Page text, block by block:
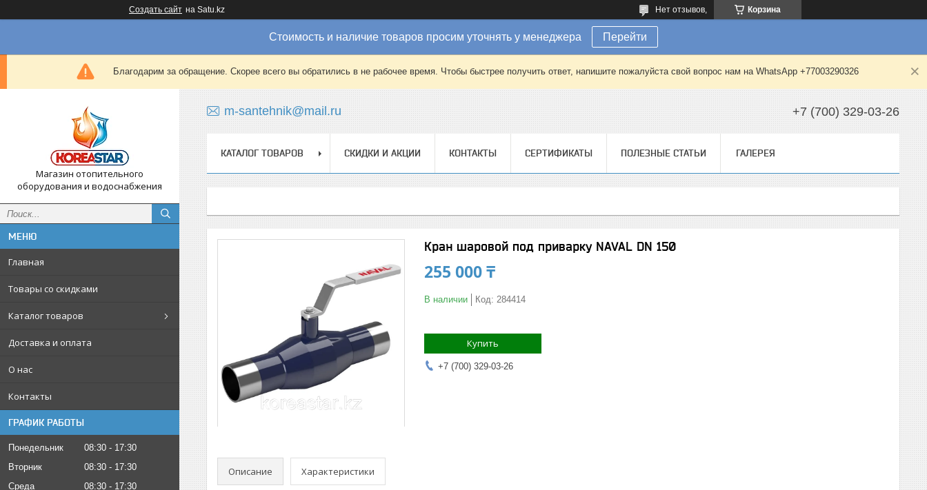
Создать сайт на Satu.kz Корзина
Нет отзывов,
Стоимость и наличие товаров просим уточнять у менеджера Перейти
Благодарим за обращение. Скорее всего вы обратились в не рабочее время. Чтобы быстрее получить ответ, напишите пожалуйста свой вопрос нам на WhatsApp +77003290326
Магазин отопительного
оборудования и водоснабжения
Главная
Товары со скидками
Каталог товаров
Доставка и оплата
О нас
Контакты
ГРАФИК РАБОТЫ
Понедельник 08:30
17:30
Вторник
08:30
17:30
Среда
08:30
17:30
m-santehnik@mail.ru +7 (700) 329-03-26
КАТАЛОГ ТОВАРОВ СКИДКИ И АКЦИИ КОНТАКТЫ СЕРТИФИКАТЫ ПОЛЕЗНЫЕ СТАТЬИ ГАЛЕРЕЯ
Кран шаровой под приварку NAVAL DN 150
255 000 ₸
В наличии Код: 284414
Купить
+7 (700) 329-03-26
Описание Характеристики